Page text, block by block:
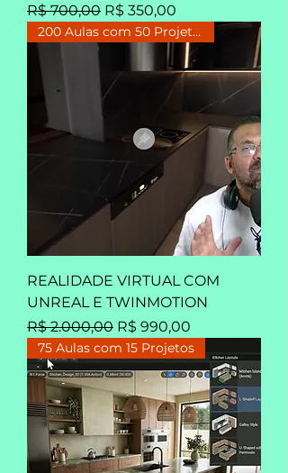
Preço normal
R$ 700,00 Preço promocional
R$ 350,00
200 Aulas com 50 Projetos
REALIDADE VIRTUAL COM
UNREAL E TWINMOTION
Preço normal
R$ 2.000,00 Preço promocional
R$ 990,00
75 Aulas com 15 Projetos